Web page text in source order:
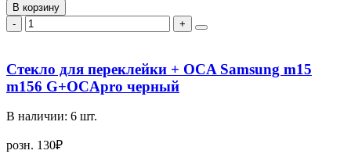
В корзину
-
+
Стекло для переклейки + OCA Samsung m15
m156 G+OCApro черный
В наличии: 6 шт.
розн. 130₽